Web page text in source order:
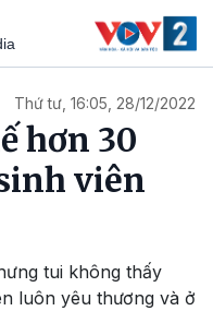
Thứ tư, 16:05, 28/12/2022
hơn 30
viên
tui không thấy
luôn yêu thương và ở